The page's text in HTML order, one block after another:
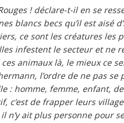
! déclare-t-il en se
blancs becs qu’il est aisé
ce sont les créatures les
infestent le secteur et ne
animaux là, le mieux ce
l’ordre de ne pas se
: homme, femme, enfant,
c’est de frapper leurs
n’y ait plus personne pour